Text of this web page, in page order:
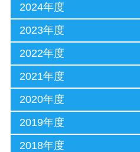
2024年度
2023年度
2022年度
2021年度
2020年度
2019年度
2018年度